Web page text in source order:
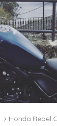
Honda Rebel